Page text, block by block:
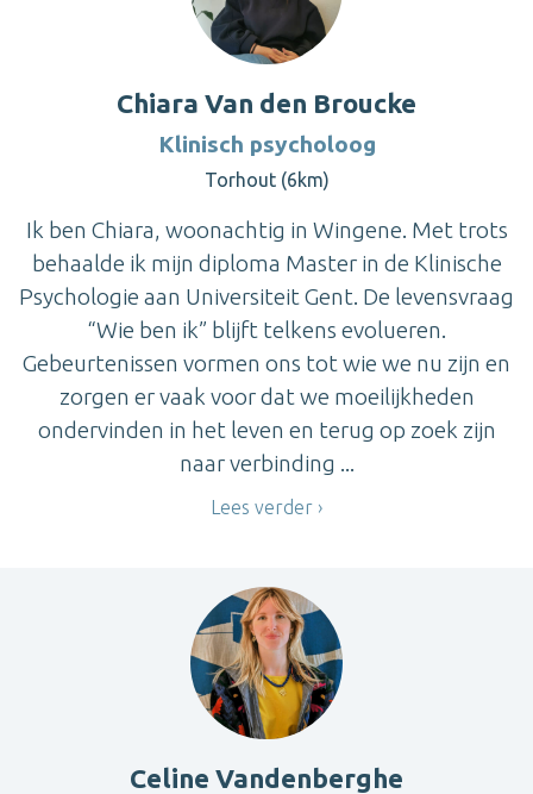
Chiara Van den Broucke
Klinisch psycholoog
Torhout (6km)
Ik ben Chiara, woonachtig in Wingene. Met trots
behaalde ik mijn diploma Master in de Klinische
Psychologie aan Universiteit Gent. De levensvraag
“Wie ben ik” blijft telkens evolueren.
Gebeurtenissen vormen ons tot wie we nu zijn en
zorgen er vaak voor dat we moeilijkheden
ondervinden in het leven en terug op zoek zijn
naar verbinding ...
Lees verder
Celine Vandenberghe